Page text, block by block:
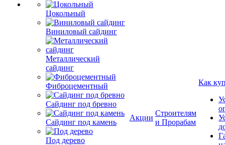
Цокольный
Виниловый сайдинг
Металлический
сайдинг
Фиброцементный
Сайдинг под бревно
Сайдинг под камень
Под дерево
Акции
Строителям
и Прорабам
Как